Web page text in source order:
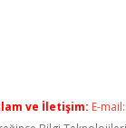
ve İletişim: E-mail: